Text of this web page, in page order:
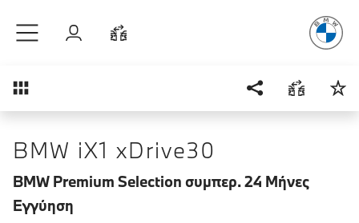
Σύνδεση
Επισκόπηση
BMW iX1 xDrive30
BMW Premium Selection συμπερ. 24 Μήνες
Εγγύηση